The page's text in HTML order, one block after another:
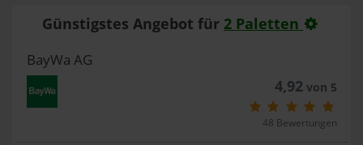
Günstigstes Angebot für 2 Paletten
BayWa AG
4,92von 5
48 Bewertungen